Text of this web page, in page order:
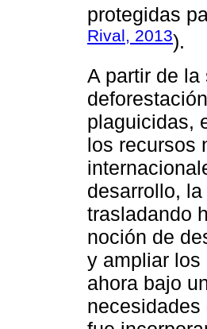
protegidas
Rival, 2013).
A partir de
plaguicidas,
los recursos
desarrollo,
trasladando
noción de
y ampliar los
ahora bajo